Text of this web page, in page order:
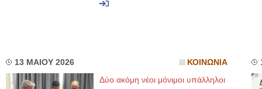
13 ΜΑΙΟΥ 2026 ΚΟΙΝΩΝΙΑ
Δύο ακόμη νέοι μόνιμοι υπάλληλοι